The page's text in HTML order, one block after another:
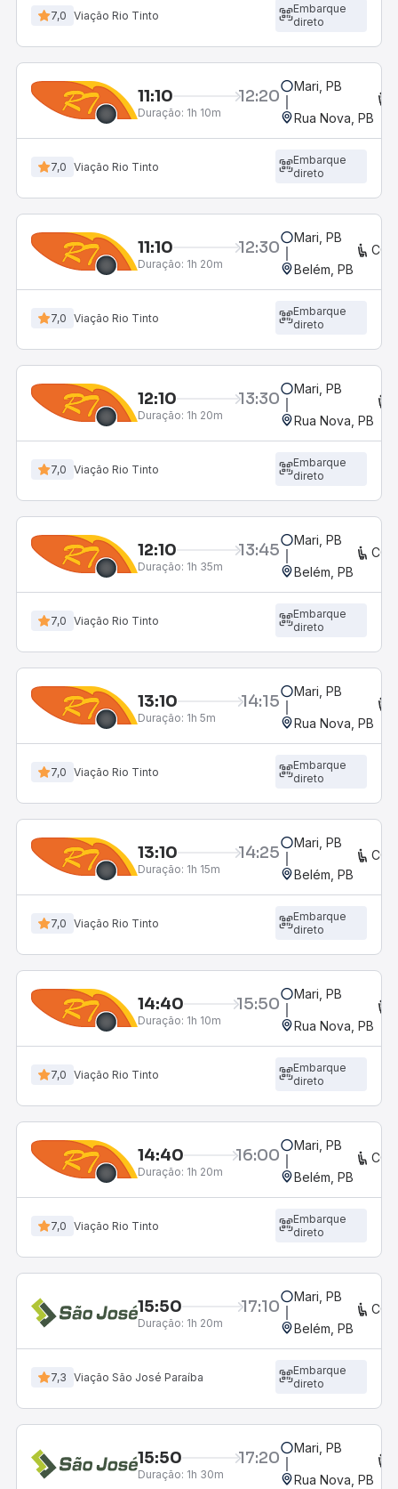
7,0 Viação Rio Tinto
Embarque
direto
11:10 12:20
Duração: 1h 10m
Mari, PB
Rua Nova, PB
7,0 Viação Rio Tinto
Embarque
direto
11:10 12:30
Duração: 1h 20m
Mari, PB
Belém, PB
7,0 Viação Rio Tinto
Embarque
direto
12:10 13:30
Duração: 1h 20m
Mari, PB
Rua Nova, PB
7,0 Viação Rio Tinto
Embarque
direto
12:10 13:45
Duração: 1h 35m
Mari, PB
Belém, PB
7,0 Viação Rio Tinto
Embarque
direto
13:10 14:15
Duração: 1h 5m
Mari, PB
Rua Nova, PB
7,0 Viação Rio Tinto
Embarque
direto
13:10 14:25
Duração: 1h 15m
Mari, PB
Belém, PB
7,0 Viação Rio Tinto
Embarque
direto
14:40 15:50
Duração: 1h 10m
Mari, PB
Rua Nova, PB
7,0 Viação Rio Tinto
Embarque
direto
14:40 16:00
Duração: 1h 20m
Mari, PB
Belém, PB
7,0 Viação Rio Tinto
Embarque
direto
15:50 17:10
Duração: 1h 20m
Mari, PB
Belém, PB
7,3 Viação São José Paraíba
Embarque
direto
15:50 17:20
Duração: 1h 30m
Mari, PB
Rua Nova, PB